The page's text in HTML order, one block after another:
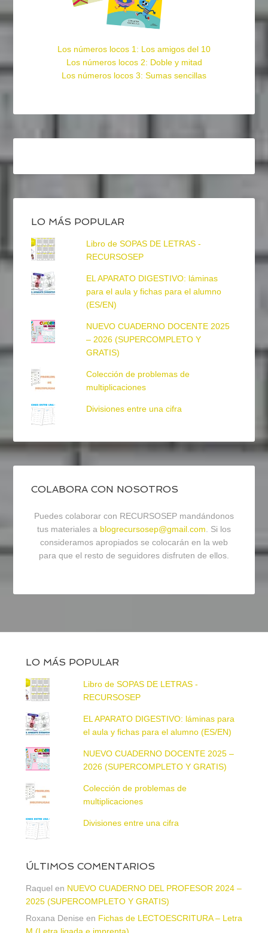
Los números locos 1: Los amigos del 10
Los números locos 2: Doble y mitad
Los números locos 3: Sumas sencillas
LO MÁS POPULAR
Libro de SOPAS DE LETRAS -
RECURSOSEP
EL APARATO DIGESTIVO: láminas
para el aula y fichas para el alumno
(ES/EN)
NUEVO CUADERNO DOCENTE 2025
– 2026 (SUPERCOMPLETO Y
GRATIS)
Colección de problemas de
multiplicaciones
Divisiones entre una cifra
COLABORA CON NOSOTROS
Puedes colaborar con RECURSOSEP mandándonos
tus materiales a blogrecursosep@gmail.com. Si los
consideramos apropiados se colocarán en la web
para que el resto de seguidores disfruten de ellos.
LO MÁS POPULAR
Libro de SOPAS DE LETRAS -
RECURSOSEP
EL APARATO DIGESTIVO: láminas para
el aula y fichas para el alumno (ES/EN)
NUEVO CUADERNO DOCENTE 2025 –
2026 (SUPERCOMPLETO Y GRATIS)
Colección de problemas de
multiplicaciones
Divisiones entre una cifra
ÚLTIMOS COMENTARIOS
Raquel en NUEVO CUADERNO DEL PROFESOR 2024 –
2025 (SUPERCOMPLETO Y GRATIS)
Roxana Denise en Fichas de LECTOESCRITURA – Letra
M (Letra ligada e imprenta)